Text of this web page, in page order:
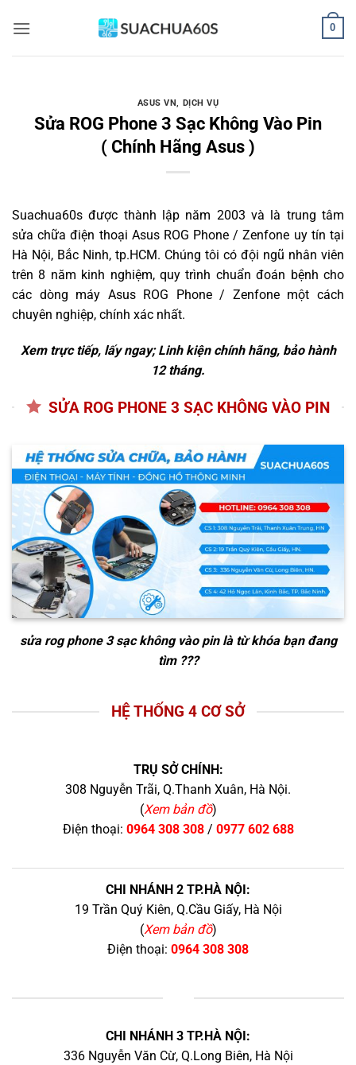
qua
0
ASUS VN, DỊCH VỤ
Sửa ROG Phone 3 Sạc Không Vào Pin
( Chính Hãng Asus )
Suachua60s được thành lập năm 2003 và là trung tâm
sửa chữa điện thoại Asus ROG Phone / Zenfone uy tín tại
Hà Nội, Bắc Ninh, tp.HCM. Chúng tôi có đội ngũ nhân viên
trên 8 năm kinh nghiệm, quy trình chuẩn đoán bệnh cho
các dòng máy Asus ROG Phone / Zenfone một cách
chuyên nghiệp, chính xác nhất.
Xem trực tiếp, lấy ngay; Linh kiện chính hãng, bảo hành
12 tháng.
SỬA ROG PHONE 3 SẠC KHÔNG VÀO PIN
sửa rog phone 3 sạc không vào pinlà từ khóa bạn đang
tìm ???
HỆ THỐNG 4 CƠ SỞ
TRỤ SỞ CHÍNH:
308 Nguyễn Trãi, Q.Thanh Xuân, Hà Nội.
(Xem bản đồ)
Điện thoại: 0964 308 308/ 0977 602 688
CHI NHÁNH 2 TP.HÀ NỘI:
19 Trần Quý Kiên, Q.Cầu Giấy, Hà Nội
(Xem bản đồ)
Điện thoại: 0964 308 308
CHI NHÁNH 3 TP.HÀ NỘI:
336 Nguyễn Văn Cừ, Q.Long Biên, Hà Nội